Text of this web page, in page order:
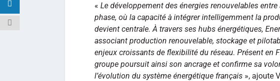
« Le développement des énergies renouvelables
phase, où la capacité à intégrer intelligemment la
devient centrale. À travers ses hubs énergétiques,
associant production renouvelable, stockage et
enjeux croissants de flexibilité du réseau. Présent en
groupe poursuit ainsi son ancrage et confirme sa
l’évolution du système énergétique français », ajoute